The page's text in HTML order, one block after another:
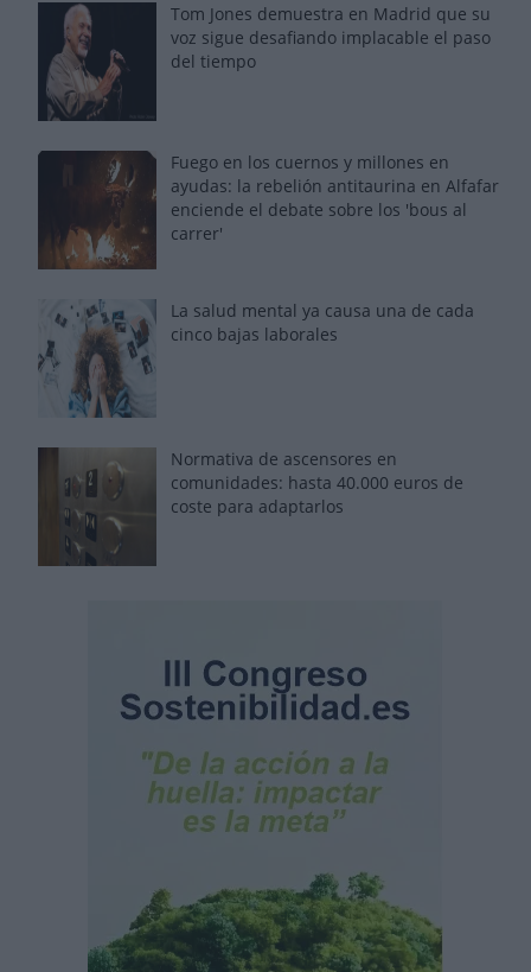
Tom Jones demuestra en Madrid que su
voz sigue desafiando implacable el paso
del tiempo
Fuego en los cuernos y millones en
ayudas: la rebelión antitaurina en Alfafar
enciende el debate sobre los 'bous al
carrer'
La salud mental ya causa una de cada
cinco bajas laborales
Normativa de ascensores en
comunidades: hasta 40.000 euros de
coste para adaptarlos